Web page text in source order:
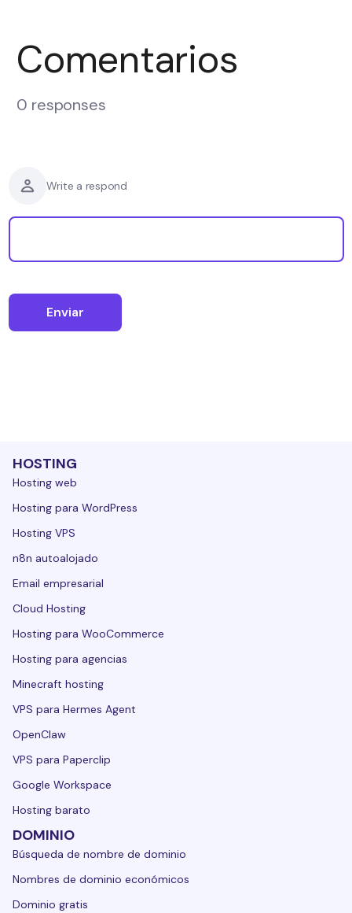
Comentarios
0 responses
Write a respond
HOSTING
Hosting web
Hosting para WordPress
Hosting VPS
n8n autoalojado
Email empresarial
Cloud Hosting
Hosting para WooCommerce
Hosting para agencias
Minecraft hosting
VPS para Hermes Agent
OpenClaw
VPS para Paperclip
Google Workspace
Hosting barato
DOMINIO
Búsqueda de nombre de dominio
Nombres de dominio económicos
Dominio gratis